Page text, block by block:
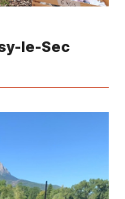
le-Sec